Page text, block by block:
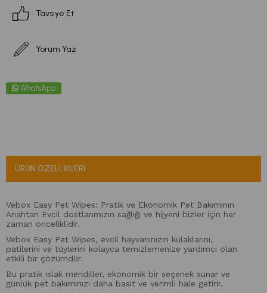
Tavsiye Et
Yorum Yaz
WhatsApp
ÜRÜN ÖZELLIKLERI
Vebox Easy Pet Wipes: Pratik ve Ekonomik Pet Bakımının
Anahtarı Evcil dostlarımızın sağlığı ve hijyeni bizler için her
zaman önceliklidir.
Vebox Easy Pet Wipes, evcil hayvanınızın kulaklarını,
patilerini ve tüylerini kolayca temizlemenize yardımcı olan
etkili bir çözümdür.
Bu pratik ıslak mendiller, ekonomik bir seçenek sunar ve
günlük pet bakımınızı daha basit ve verimli hale getirir.